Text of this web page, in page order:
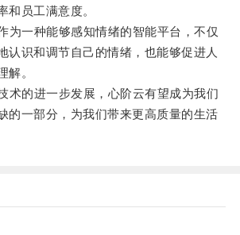
和员工满意度。
一种能够感知情绪的智能平台，不仅
认识和调节自己的情绪，也能够促进人
解。
的进一步发展，心阶云有望成为我们
的一部分，为我们带来更高质量的生活